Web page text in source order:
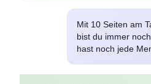
Mit 10 Seiten am
bist du immer
hast noch jede